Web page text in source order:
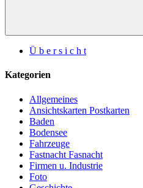
Ü b e r s i c h t
Kategorien
Allgemeines
Ansichtskarten Postkarten
Baden
Bodensee
Fahrzeuge
Fastnacht Fasnacht
Firmen u. Industrie
Foto